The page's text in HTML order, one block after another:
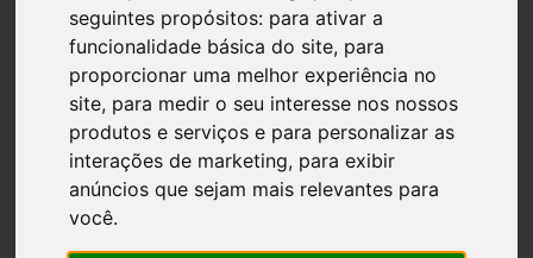
seguintes propósitos: para ativar a
funcionalidade básica do site, para
proporcionar uma melhor experiência no
site, para medir o seu interesse nos nossos
produtos e serviços e para personalizar as
interações de marketing, para exibir
anúncios que sejam mais relevantes para
você.